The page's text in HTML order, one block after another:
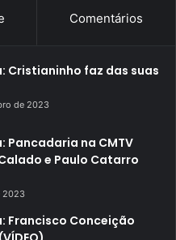
Comentários
Cristianinho faz das suas
de 2023
Pancadaria na CMTV
e Paulo Catarro
2023
Francisco Conceição